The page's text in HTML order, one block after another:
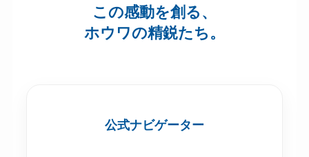
この感動を創る、
ホウワの精鋭たち。
公式ナビゲーター